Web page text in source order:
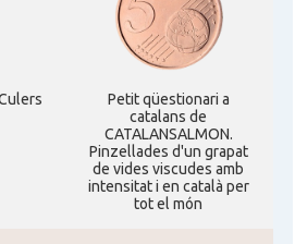
Catalans a UTAH
Catalans a VIRGINIA
Catalans a WASHINGTON DC
Petit qüestionari a
catalans de
CATALANSALMON.
Pinzellades d'un grapat
de vides viscudes amb
intensitat i en català per
tot el món